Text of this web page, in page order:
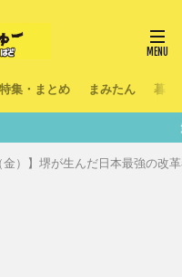
特集・まとめ まみたん 暮ら
鮮度100％！堺・南
金）】堺が生んだ日本最強の改